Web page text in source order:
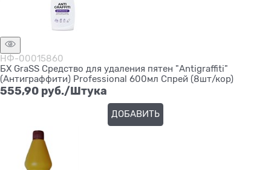
НФ-00015860
БХ GraSS Средство для удаления пятен "Antigraffiti"
(Антиграффити) Professional 600мл Спрей (8шт/кор)
555,90 руб./Штука
ДОБАВИТЬ